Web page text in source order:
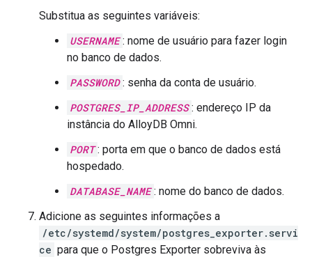
Substitua as seguintes variáveis:
USERNAME : nome de usuário para fazer login
no banco de dados.
PASSWORD : senha da conta de usuário.
POSTGRES_IP_ADDRESS : endereço IP da
instância do AlloyDB Omni.
PORT : porta em que o banco de dados está
hospedado.
DATABASE_NAME : nome do banco de dados.
Adicione as seguintes informações a
/etc/systemd/system/postgres_exporter.servi
ce para que o Postgres Exporter sobreviva às